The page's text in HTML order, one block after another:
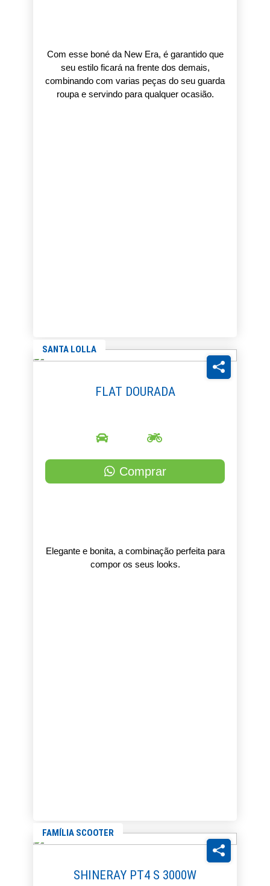
Com esse boné da New Era, é garantido que
seu estilo ficará na frente dos demais,
combinando com varias peças do seu guarda
roupa e servindo para qualquer ocasião.
SANTA LOLLA
FLAT DOURADA
Comprar
Elegante e bonita, a combinação perfeita para
compor os seus looks.
FAMÍLIA SCOOTER
SHINERAY PT4 S 3000W